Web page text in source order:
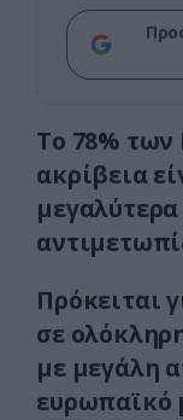
Το 78% των
ακρίβεια
Πρόκειται
σε
με μεγάλη
ευρωπαϊκό